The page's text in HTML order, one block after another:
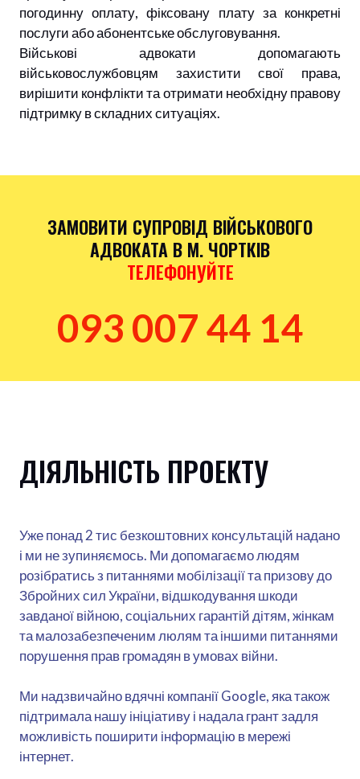
погодинну оплату, фіксовану плату за конкретні
послуги або абонентське обслуговування.
Військові адвокати допомагають
військовослужбовцям захистити свої права,
вирішити конфлікти та отримати необхідну правову
підтримку в складних ситуаціях.
ЗАМОВИТИ СУПРОВІД ВІЙСЬКОВОГО
АДВОКАТА В М. ЧОРТКІВ
ТЕЛЕФОНУЙТЕ
093 007 44 14
ДІЯЛЬНІСТЬ ПРОЕКТУ
Уже понад 2 тис безкоштовних консультацій надано
і ми не зупиняємось. Ми допомагаємо людям
розібратись з питаннями мобілізації та призову до
Збройних сил України, відшкодування шкоди
завданої війною, соціальних гарантій дітям, жінкам
та малозабезпеченим люлям та іншими питаннями
порушення прав громадян в умовах війни.
Ми надзвичайно вдячні компанії Google, яка також
підтримала нашу ініціативу і надала грант задля
можливість поширити інформацію в мережі
інтернет.